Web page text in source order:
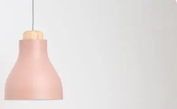
E. Balsio gimnazijos DI
dirbtinis intelektas